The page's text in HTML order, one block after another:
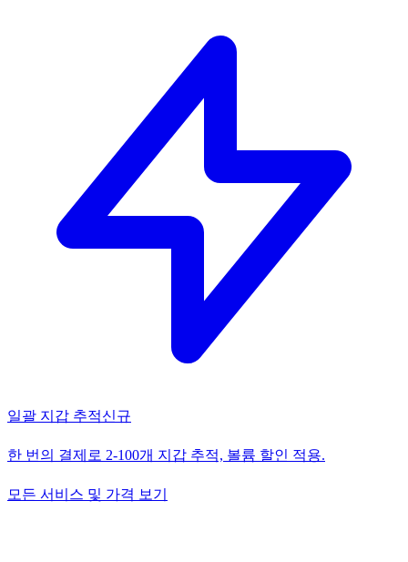
일괄 지갑 추적신규
한 번의 결제로 2-100개 지갑 추적, 볼륨 할인 적용.
모든 서비스 및 가격 보기